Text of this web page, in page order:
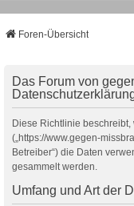
Foren-Übersicht
Das Forum von
Diese Richtlinie beschreibt,
(„https://www.gegen-
Betreiber“) die Daten
gesammelt werden.
Umfang und Art der